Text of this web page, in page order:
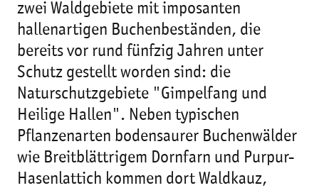
zwei Waldgebiete mit imposanten
hallenartigen Buchenbeständen, die
bereits vor rund fünfzig Jahren unter
Schutz gestellt worden sind: die
Naturschutzgebiete "Gimpelfang und
Heilige Hallen". Neben typischen
Pflanzenarten bodensaurer Buchenwälder
wie Breitblättrigem Dornfarn und Purpur-
Hasenlattich kommen dort Waldkauz,